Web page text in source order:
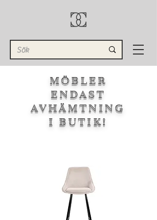
MÖBLER
ENDAST
AVHÄMTNING
I BUTIK!